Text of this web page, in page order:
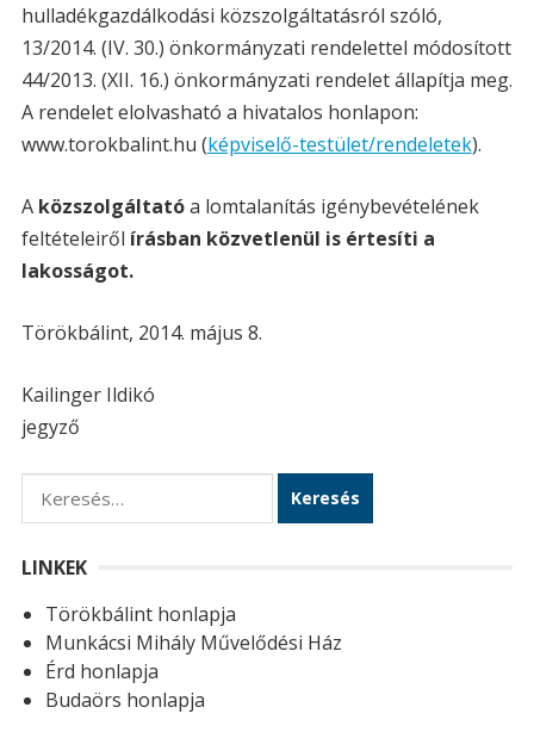
hulladékgazdálkodási közszolgáltatásról szóló,
13/2014. (IV. 30.) önkormányzati rendelettel módosított
44/2013. (XII. 16.) önkormányzati rendelet állapítja meg.
A rendelet elolvasható a hivatalos honlapon:
www.torokbalint.hu (képviselő-testület/rendeletek).
A közszolgáltatóa lomtalanítás igénybevételének
feltételeiről írásban közvetlenül is értesíti a
lakosságot.
Törökbálint, 2014. május 8.
Kailinger Ildikó
jegyző
e
s
é
s
LINKEK
Törökbálint honlapja
Munkácsi Mihály Művelődési Ház
Érd honlapja
Budaörs honlapja